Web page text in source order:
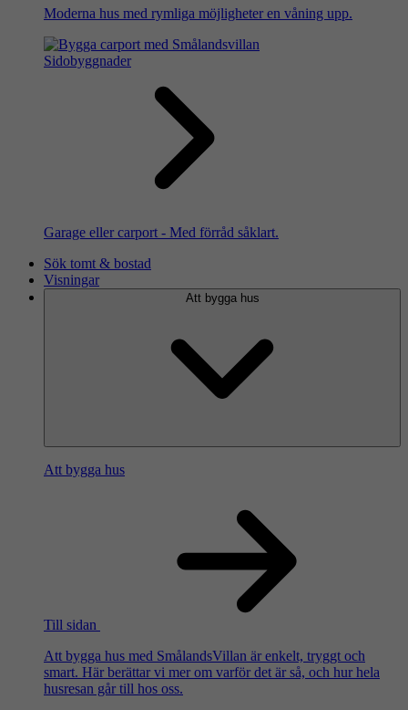
Moderna hus med rymliga möjligheter en våning upp.
Sidobyggnader
Garage eller carport - Med förråd såklart.
Sök tomt & bostad
Visningar
Att bygga hus
Att bygga hus
Till sidan
Att bygga hus med SmålandsVillan är enkelt, tryggt och
smart. Här berättar vi mer om varför det är så, och hur hela
husresan går till hos oss.